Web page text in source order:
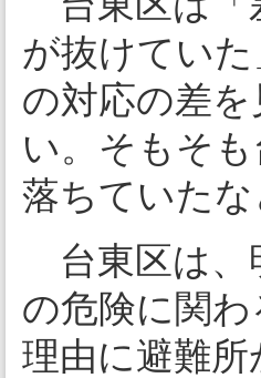
が抜けてい
の対応の差
い。そもそ
落ちていた
台東区は、
の危険に関
理由に避難